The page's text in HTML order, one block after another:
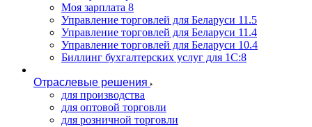
Моя зарплата 8
Управление торговлей для Беларуси 11.5
Управление торговлей для Беларуси 11.4
Управление торговлей для Беларуси 10.4
Биллинг бухгалтерских услуг для 1С:8
Отраслевые решения
для производства
для оптовой торговли
для розничной торговли